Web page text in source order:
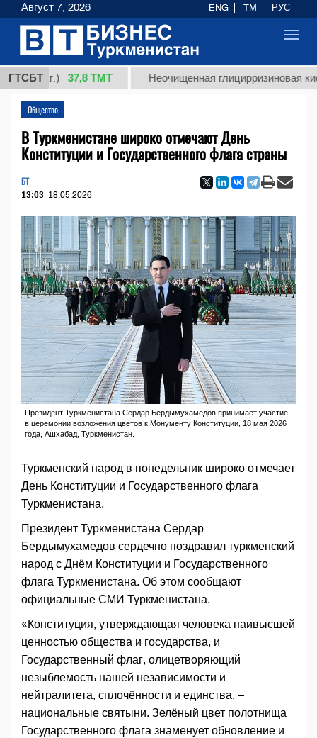
ГТСБТ
(кг.) 37,8 ТМТ Неочищенная глицирризиновая кислота
Общество
В Туркменистане широко отмечают День
Конституции и Государственного флага страны
БТ
13:03 18.05.2026
Президент Туркменистана Сердар Бердымухамедов принимает участие
в церемонии возложения цветов к Монументу Конституции, 18 мая 2026
года, Ашхабад, Туркменистан.
Туркменский народ в понедельник широко отмечает
День Конституции и Государственного флага
Туркменистана.
Президент Туркменистана Сердар
Бердымухамедов сердечно поздравил туркменский
народ с Днём Конституции и Государственного
флага Туркменистана. Об этом сообщают
официальные СМИ Туркменистана.
«Конституция, утверждающая человека наивысшей
ценностью общества и государства, и
Государственный флаг, олицетворяющий
незыблемость нашей независимости и
нейтралитета, сплочённости и единства, –
национальные святыни. Зелёный цвет полотнища
Государственного флага знаменует обновление и
Август 7, 2026 ENG TM РУС